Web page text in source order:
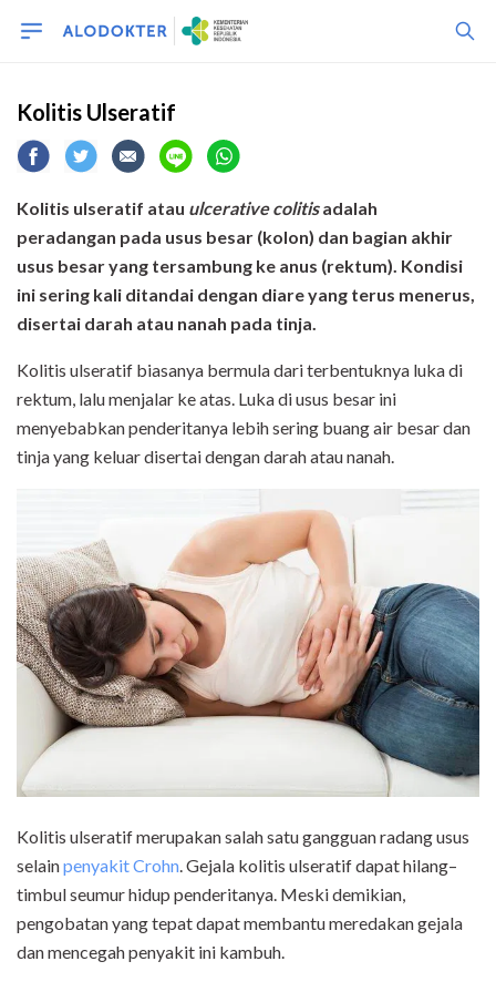
Kolitis Ulseratif
Kolitis ulseratif atau ulcerative colitisadalah
peradangan pada usus besar (kolon) dan bagian akhir
usus besar yang tersambung ke anus (rektum). Kondisi
ini sering kali ditandai dengan diare yang terus menerus,
disertai darah atau nanah pada tinja.
Kolitis ulseratif biasanya bermula dari terbentuknya luka di
rektum, lalu menjalar ke atas. Luka di usus besar ini
menyebabkan penderitanya lebih sering buang air besar dan
tinja yang keluar disertai dengan darah atau nanah.
Kolitis ulseratif merupakan salah satu gangguan radang usus
selainpenyakit Crohn. Gejala kolitis ulseratif dapat hilang–
timbul seumur hidup penderitanya. Meski demikian,
pengobatan yang tepat dapat membantu meredakan gejala
dan mencegah penyakit ini kambuh.